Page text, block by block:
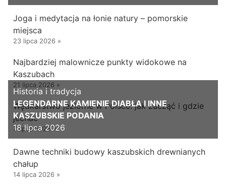
Joga i medytacja na łonie natury – pomorskie
miejsca
23 lipca 2026 »
Najbardziej malownicze punkty widokowe na
Kaszubach
21 lipca 2026 »
Wędkarstwo jeziorne w Polsce: jak zacząć i gdzie
jechać
7 lipca 2026 »
Historia i tradycja
LEGENDARNE KAMIENIE DIABŁA I INNE
KASZUBSKIE PODANIA
18 lipca 2026
Dawne techniki budowy kaszubskich drewnianych
chałup
14 lipca 2026 »